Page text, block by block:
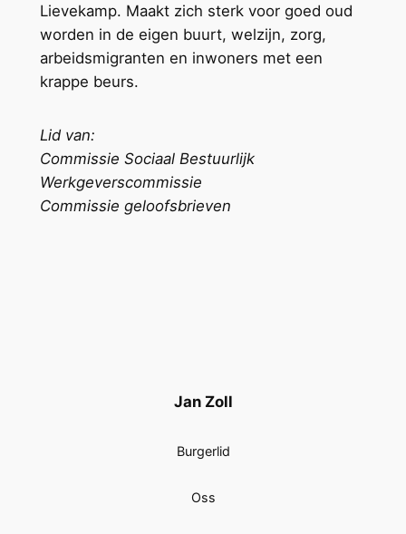
Lievekamp. Maakt zich sterk voor goed oud
worden in de eigen buurt, welzijn, zorg,
arbeidsmigranten en inwoners met een
krappe beurs.
Lid van:
Commissie Sociaal Bestuurlijk
Werkgeverscommissie
Commissie geloofsbrieven
Jan Zoll
Burgerlid
Oss